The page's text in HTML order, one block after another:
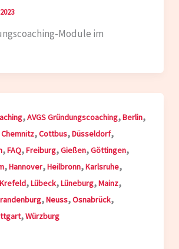
Module im
,AVGS Gründungscoaching,Berlin,
Chemnitz,Cottbus,Düsseldorf,
,FAQ,Freiburg,Gießen,Göttingen,
,Hannover,Heilbronn,Karlsruhe,
Krefeld,Lübeck,Lüneburg,Mainz,
,Neuss,Osnabrück,
,Würzburg